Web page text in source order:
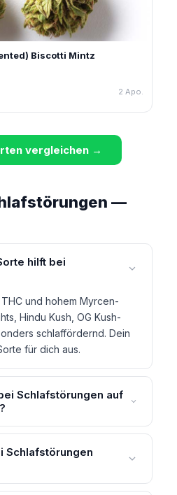
Biscotti Mintz
2 Apo.
vergleichen →
—
hilft bei
und hohem Myrcen-
Hindu Kush, OG Kush-
schlaffördernd. Dein
für dich aus.
Schlafstörungen auf
Schlafstörungen